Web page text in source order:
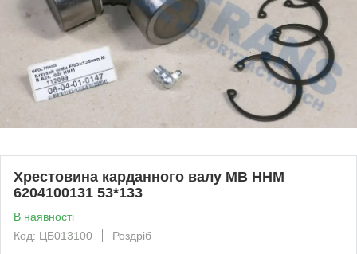
Хрестовина карданного валу MB HHM
6204100131 53*133
В наявності
Код: ЦБ013100
Роздріб